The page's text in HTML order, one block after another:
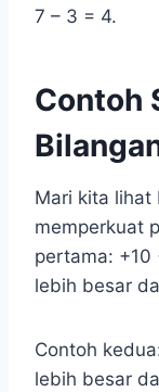
7 – 3 = 4.
Contoh
Mari kita lihat
memperkuat
pertama: +10
lebih besar
Contoh
lebih besar